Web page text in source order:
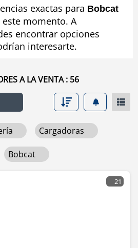
equipo usado de venta
minicargadores.
exactas para Bobcat
este momento. A
encontrar opciones
interesarte.
A LA VENTA : 56
Cargadoras
Bobcat
21